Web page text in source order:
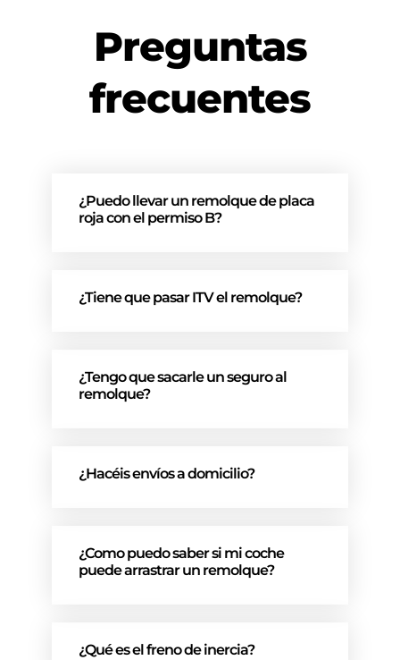
Preguntas
frecuentes
¿Puedo llevar un remolque de placa
roja con el permiso B?
¿Tiene que pasar ITV el remolque?
¿Tengo que sacarle un seguro al
remolque?
¿Hacéis envíos a domicilio?
¿Como puedo saber si mi coche
puede arrastrar un remolque?
¿Qué es el freno de inercia?